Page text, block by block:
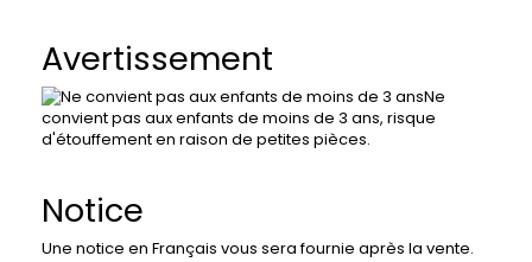
Avertissement
Ne
convient pas aux enfants de moins de 3 ans, risque
d'étouffement en raison de petites pièces.
Notice
Une notice en Français vous sera fournie après la vente.